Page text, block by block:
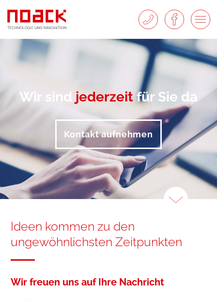
Wir sind jederzeit für Sie da
Kontakt aufnehmen
Ideen kommen zu den
ungewöhnlichsten Zeitpunkten
Wir freuen uns auf Ihre Nachricht